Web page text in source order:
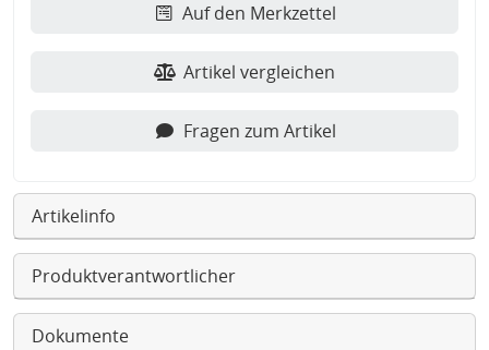
Auf den Merkzettel
Artikel vergleichen
Fragen zum Artikel
Artikelinfo
Produktverantwortlicher
Dokumente